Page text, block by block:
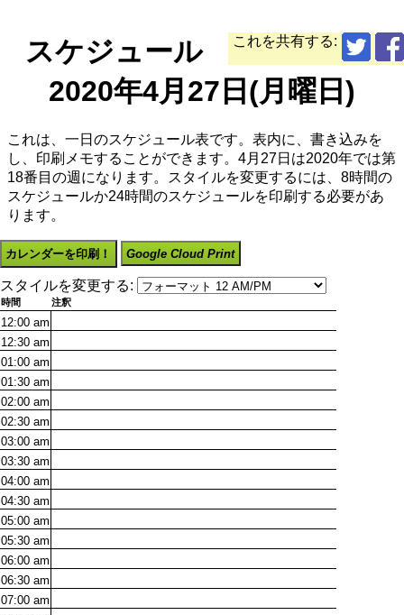
これを共有する:
スケジュール
2020年4月27日(月曜日)
これは、一日のスケジュール表です。表内に、書き込みを
し、印刷メモすることができます。4月27日は2020年では第
18番目の週になります。スタイルを変更するには、8時間の
スケジュールか24時間のスケジュールを印刷する必要があ
ります。
カレンダーを印刷！ Google Cloud Print
スタイルを変更する:
時間 注釈
12:00 am
12:30 am
01:00 am
01:30 am
02:00 am
02:30 am
03:00 am
03:30 am
04:00 am
04:30 am
05:00 am
05:30 am
06:00 am
06:30 am
07:00 am